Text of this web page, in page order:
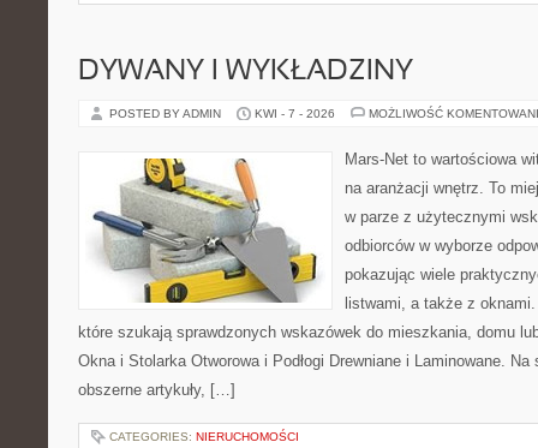
DYWANY I WYKŁADZINY
POSTED BY ADMIN KWI - 7 - 2026 MOŻLIWOŚĆ
Mars-Net to wartościowa
na aranżacji wnętrz. To
w parze z użytecznymi
odbiorców w wyborze
pokazując wiele
listwami, a także z
które szukają sprawdzonych wskazówek do mieszkania, domu
Okna i Stolarka Otworowa i Podłogi Drewniane i Laminowane.
obszerne artykuły, […]
CATEGORIES: NIERUCHOMOŚCI